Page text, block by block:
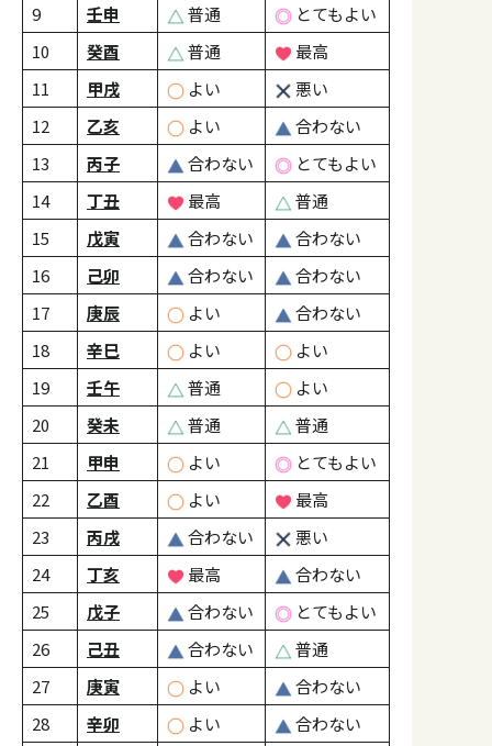
9
壬申 普通
とてもよい
10
癸酉 普通
最高
11
甲戌 よい
悪い
12
乙亥 よい
合わない
13
丙子 合わない
とてもよい
14
丁丑 最高
普通
15
戊寅 合わない
合わない
16
己卯 合わない
合わない
17
庚辰 よい
合わない
18
辛巳 よい
よい
19
壬午 普通
よい
20
癸未 普通
普通
21
甲申 よい
とてもよい
22
乙酉 よい
最高
23
丙戌 合わない
悪い
24
丁亥 最高
合わない
25
戊子 合わない
とてもよい
26
己丑 合わない
普通
27
庚寅 よい
合わない
28
辛卯 よい 合わない